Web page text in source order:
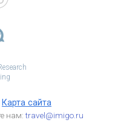
Карта сайта
нам:travel@imigo.ru